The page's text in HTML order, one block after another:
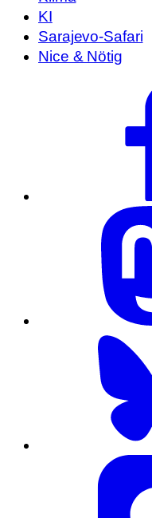
KI
Sarajevo-Safari
Nice & Nötig